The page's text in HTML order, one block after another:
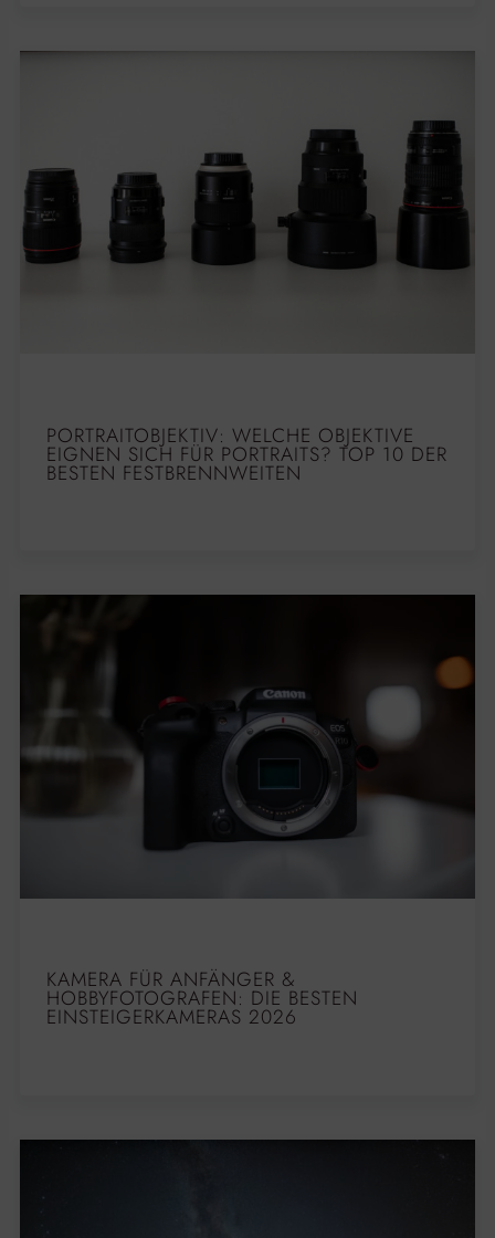
PORTRAITOBJEKTIV: WELCHE OBJEKTIVE
EIGNEN SICH FÜR PORTRAITS? TOP 10 DER
BESTEN FESTBRENNWEITEN
KAMERA FÜR ANFÄNGER &
HOBBYFOTOGRAFEN: DIE BESTEN
EINSTEIGERKAMERAS 2026